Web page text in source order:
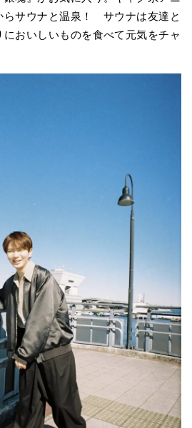
らサウナと温泉！ サウナは友達と
おいしいものを食べて元気をチャ